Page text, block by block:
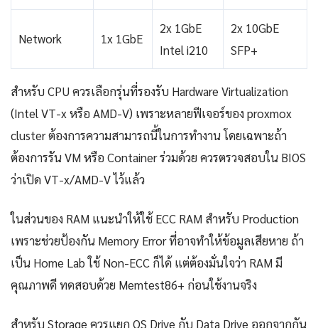
Network 1x 1GbE
2x 1GbE
Intel i210
2x 10GbE
SFP+
สำหรับ CPU ควรเลือกรุ่นที่รองรับ Hardware Virtualization
(Intel VT-x หรือ AMD-V) เพราะหลายฟีเจอร์ของ proxmox
cluster ต้องการความสามารถนี้ในการทำงาน โดยเฉพาะถ้า
ต้องการรัน VM หรือ Container ร่วมด้วย ควรตรวจสอบใน BIOS
ว่าเปิด VT-x/AMD-V ไว้แล้ว
ในส่วนของ RAM แนะนำให้ใช้ ECC RAM สำหรับ Production
เพราะช่วยป้องกัน Memory Error ที่อาจทำให้ข้อมูลเสียหาย ถ้า
เป็น Home Lab ใช้ Non-ECC ก็ได้ แต่ต้องมั่นใจว่า RAM มี
คุณภาพดี ทดสอบด้วย Memtest86+ ก่อนใช้งานจริง
สำหรับ Storage ควรแยก OS Drive กับ Data Drive ออกจากกัน